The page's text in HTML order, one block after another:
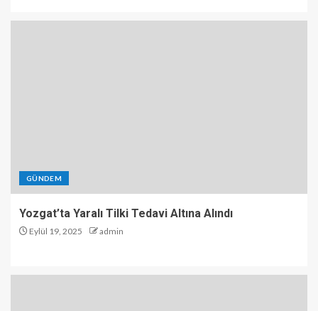
GÜNDEM
Yozgat’ta Yaralı Tilki Tedavi Altına Alındı
Eylül 19, 2025 admin